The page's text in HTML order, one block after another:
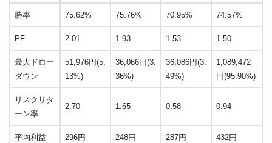
勝率 75.62% 75.76% 70.95% 74.57%
PF 2.01 1.93 1.53 1.50
最大ドロー
ダウン
51,976円(5.
13%)
36,066円(3.
36%)
36,086円(3.
49%)
1,089,472
円(95.90%)
リスクリタ
ーン率
2.70 1.65 0.58 0.94
平均利益 296円 248円 287円 432円